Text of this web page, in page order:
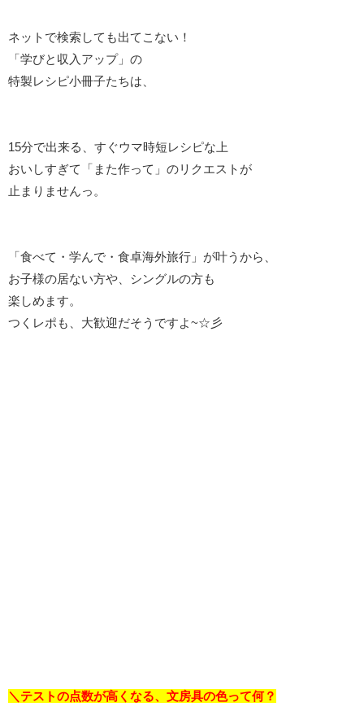
ネットで検索しても出てこない！
「学びと収入アップ」の
特製レシピ小冊子たちは、
15分で出来る、すぐウマ時短レシピな上
おいしすぎて「また作って」のリクエストが
止まりませんっ。
「食べて・学んで・食卓海外旅行」が叶うから、
お子様の居ない方や、シングルの方も
楽しめます。
つくレポも、大歓迎だそうですよ~☆彡
＼テストの点数が高くなる、文房具の色って何？